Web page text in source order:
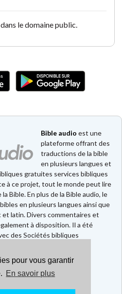
pour vous garantir
En savoir plus
le domaine public.
Bible audio est une
plateforme offrant des
traductions de la bible
en plusieurs langues et
gratuites services bibliques
à ce projet, tout le monde peut lire
Bible. En plus de la Bible audio, le
en plusieurs langues ainsi que
latin. Divers commentaires et
à disposition. Il a été
des Sociétés bibliques